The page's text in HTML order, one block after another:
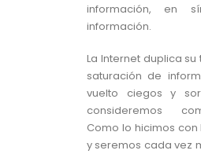
información, en
información.
La Internet duplica
saturación de
vuelto ciegos y
consideremos
Como lo hicimos
y seremos cada vez